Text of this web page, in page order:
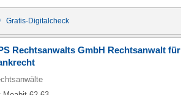
Gratis-Digitalcheck
Rechtsanwalts GmbH Rechtsanwalt für